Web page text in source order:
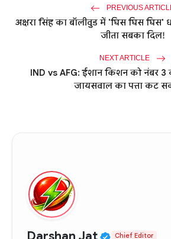
PREVIOUS
अक्षरा सिंह का बॉलीवुड में 'घिस घिस घिस'
जीता सबका दिल!
NEXT ARTICLE
IND vs AFG: ईशान किशन को नंबर 3
जायसवाल का पत्ता कट
Verified
Chief Editor